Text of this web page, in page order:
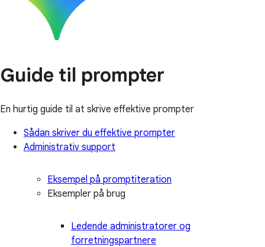
Guide til prompter
En hurtig guide til at skrive effektive prompter
Sådan skriver du effektive prompter
Administrativ support
Eksempel på promptiteration
Eksempler på brug
Ledende administratorer og
forretningspartnere